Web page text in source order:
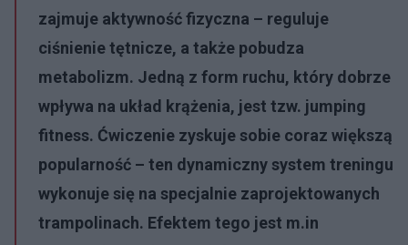
zajmuje aktywność fizyczna – reguluje
ciśnienie tętnicze, a także pobudza
metabolizm. Jedną z form ruchu, który dobrze
wpływa na układ krążenia, jest tzw. jumping
fitness. Ćwiczenie zyskuje sobie coraz większą
popularność – ten dynamiczny system treningu
wykonuje się na specjalnie zaprojektowanych
trampolinach. Efektem tego jest m.in